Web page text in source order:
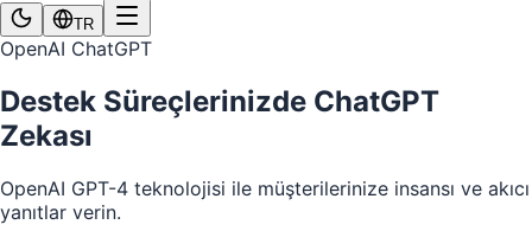
TR
OpenAI ChatGPT
Destek Süreçlerinizde ChatGPT
Zekası
OpenAI GPT-4 teknolojisi ile müşterilerinize insansı ve akıcı
yanıtlar verin.